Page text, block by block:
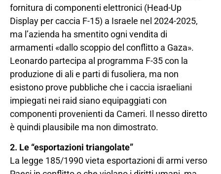
fornitura di componenti elettronici (Head-Up
Display per caccia F-15) a Israele nel 2024-2025,
ma l’azienda ha smentito ogni vendita di
armamenti «dallo scoppio del conflitto a Gaza».
Leonardo partecipa al programma F-35 con la
produzione di ali e parti di fusoliera, ma non
esistono prove pubbliche che i caccia israeliani
impiegati nei raid siano equipaggiati con
componenti provenienti da Cameri. Il nesso diretto
è quindi plausibile ma non dimostrato.
2. Le “esportazioni triangolate”
La legge 185/1990 vieta esportazioni di armi verso